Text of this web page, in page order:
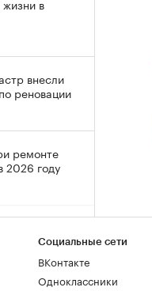
в
внесли
реновации
ремонте
2026 году
Социальные сети
ВКонтакте
Одноклассники